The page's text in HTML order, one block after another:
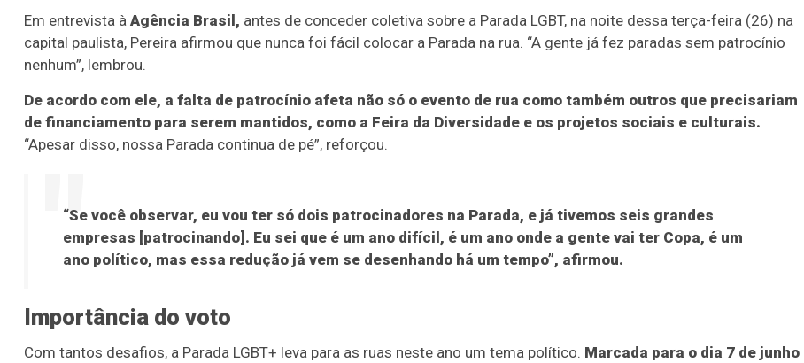
Em entrevista à Agência Brasil, antes de conceder coletiva sobre a Parada LGBT, na noite dessa terça-feira (26) na
capital paulista, Pereira afirmou que nunca foi fácil colocar a Parada na rua. “A gente já fez paradas sem patrocínio
nenhum”, lembrou.
De acordo com ele, a falta de patrocínio afeta não só o evento de rua como também outros que precisariam
de financiamento para serem mantidos, como a Feira da Diversidade e os projetos sociais e culturais.
“Apesar disso, nossa Parada continua de pé”, reforçou.
“Se você observar, eu vou ter só dois patrocinadores na Parada, e já tivemos seis grandes
empresas [patrocinando]. Eu sei que é um ano difícil, é um ano onde a gente vai ter Copa, é um
ano político, mas essa redução já vem se desenhando há um tempo”, afirmou.
Importância do voto
Com tantos desafios, a Parada LGBT+ leva para as ruas neste ano um tema político. Marcada para o dia 7 de junho